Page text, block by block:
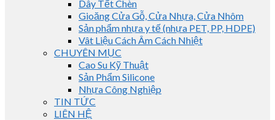
Dây Tết Chèn
Gioăng Cửa Gỗ, Cửa Nhựa, Cửa Nhôm
Sản phẩm nhựa y tế (nhựa PET, PP, HDPE)
Vât Liệu Cách Âm Cách Nhiệt
CHUYÊN MỤC
Cao Su Kỹ Thuật
Sản Phẩm Silicone
Nhựa Công Nghiệp
TIN TỨC
LIÊN HỆ